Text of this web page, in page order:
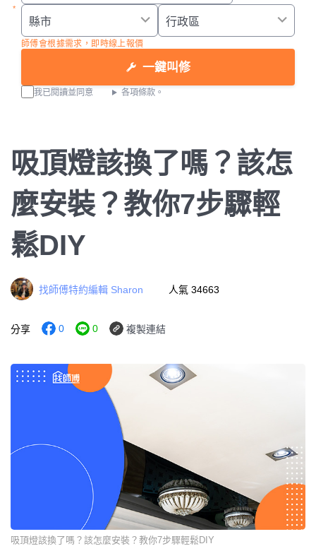
師傅會根據需求，即時線上報價
一鍵叫修
我已閱讀並同意 各項條款。
吸頂燈該換了嗎？該怎
麼安裝？教你7步驟輕
鬆DIY
找師傅特約編輯 Sharon 人氣 34663
分享 0 0 複製連結
吸頂燈該換了嗎？該怎麼安裝？教你7步驟輕鬆DIY